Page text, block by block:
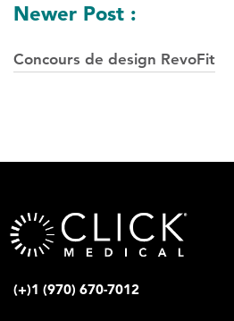
Newer Post :
Concours de design RevoFit
(+)1 (970) 670-7012